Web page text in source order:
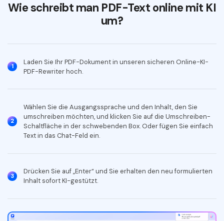
Veröffentlichung
Freiberufler
Alle PDF-Funktionen
Bewertungen
Sehen Sie, was unsere Nutzer sagen.
Kostenlose PDF-Vorlagen
Bearbeiten, Drucken und Anpassen von kostenlosen Vorlagen.
PDF-bezogene Informationen, die Sie benötigen.
Download-Zentrum
Laden Sie die leistungsstärksten und einfachsten PDF-Tools
Wie schreibt man PDF-Text online mit KI
um?
1
Laden Sie Ihr PDF-Dokument in unseren sicheren Online-KI-
PDF-Rewriter hoch.
2
Wählen Sie die Ausgangssprache und den Inhalt, den Sie
umschreiben möchten, und klicken Sie auf die Umschreiben-
Schaltfläche in der schwebenden Box. Oder fügen Sie einfach
Text in das Chat-Feld ein.
3
Drücken Sie auf „Enter“ und Sie erhalten den neu formulierten
Inhalt sofort KI-gestützt.